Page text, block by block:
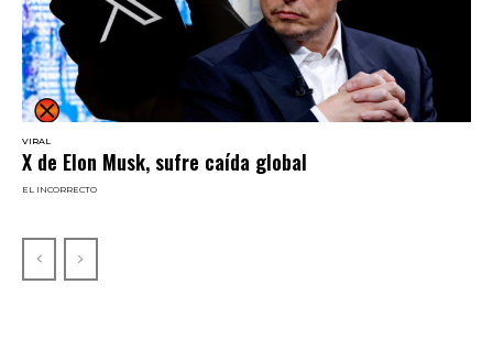
VIRAL
X de Elon Musk, sufre caída global
EL INCORRECTO